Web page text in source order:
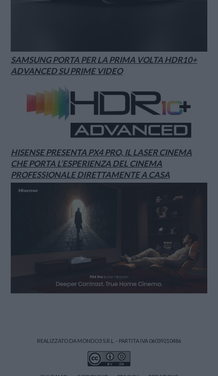
SAMSUNG PORTA PER LA PRIMA VOLTA HDR10+
ADVANCED SU PRIME VIDEO
HISENSE PRESENTA PX4 PRO, IL LASER CINEMA
CHE PORTA L’ESPERIENZA DEL CINEMA
PROFESSIONALE DIRETTAMENTE A CASA
REALIZZATO DA MONDO3 S.R.L. - PARTITA IVA 06039210486